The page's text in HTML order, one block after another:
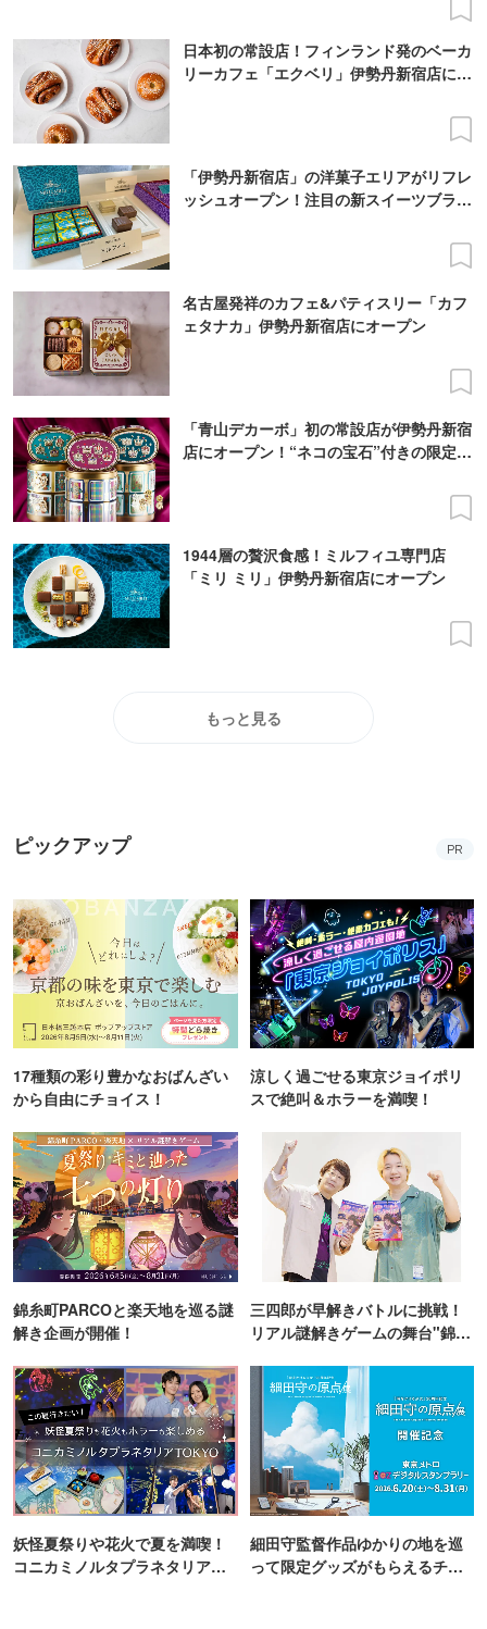
日本初の常設店！フィンランド発のベーカ
リーカフェ「エクベリ」伊勢丹新宿店にオ
「伊勢丹新宿店」の洋菓子エリアがリフレ
ッシュオープン！注目の新スイーツブラン
名古屋発祥のカフェ&パティスリー「カフ
ェタナカ」伊勢丹新宿店にオープン
「青山デカーボ」初の常設店が伊勢丹新宿
店にオープン！“ネコの宝石”付きの限定缶
1944層の贅沢食感！ミルフィユ専門店
「ミリ ミリ」伊勢丹新宿店にオープン
もっと見る
ピックアップ PR
17種類の彩り豊かなおばんざい
から自由にチョイス！
涼しく過ごせる東京ジョイポリ
スで絶叫＆ホラーを満喫！
錦糸町PARCOと楽天地を巡る謎
解き企画が開催！
三四郎が早解きバトルに挑戦！
リアル謎解きゲームの舞台"錦糸
妖怪夏祭りや花火で夏を満喫！
コニカミノルタプラネタリア
細田守監督作品ゆかりの地を巡
って限定グッズがもらえるチャ